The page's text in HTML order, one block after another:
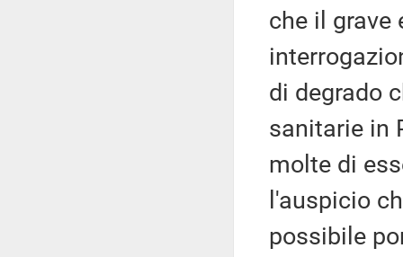
che il grave
di degrado
sanitarie in
molte di
l'auspicio
possibile